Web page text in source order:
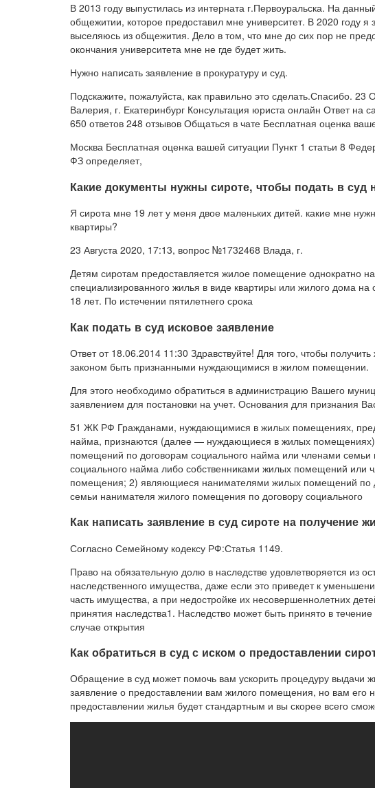
В 2013 году выпустилась из интерната г.Первоуральска. На
общежитии, которое предоставил мне университет. В 2020 году я
выселяюсь из общежития. Дело в том, что мне до сих пор не
окончания университета мне не где будет жить.
Нужно написать заявление в прокуратуру и суд.
Подскажите, пожалуйста, как правильно это сделать.Спасибо.
Валерия, г. Екатеринбург Консультация юриста онлайн Ответ на
650 ответов 248 отзывов Общаться в чате Бесплатная оценка
Москва Бесплатная оценка вашей ситуации Пункт 1 статьи 8
ФЗ определяет,
Какие документы нужны сироте, чтобы подать в суд
Я сирота мне 19 лет у меня двое маленьких дитей. какие мне
квартиры?
23 Августа 2020, 17:13, вопрос №1732468 Влада, г.
Детям сиротам предоставляется жилое помещение однократно
специализированного жилья в виде квартиры или жилого дома
18 лет. По истечении пятилетнего срока
Как подать в суд исковое заявление
Ответ от 18.06.2014 11:30 Здравствуйте! Для того, чтобы
законом быть признанными нуждающимися в жилом помещении.
Для этого необходимо обратиться в администрацию Вашего
заявлением для постановки на учет. Основания для признания
51 ЖК РФ Гражданами, нуждающимися в жилых помещениях,
найма, признаются (далее — нуждающиеся в жилых
помещений по договорам социального найма или членами
социального найма либо собственниками жилых помещений или
помещения; 2) являющиеся нанимателями жилых помещений по
семьи нанимателя жилого помещения по договору социального
Как написать заявление в суд сироте на получение
Согласно Семейному кодексу РФ:Статья 1149.
Право на обязательную долю в наследстве удовлетворяется из
наследственного имущества, даже если это приведет к
часть имущества, а при недостройке их несовершеннолетних
принятия наследства1. Наследство может быть принято в
случае открытия
Как обратиться в суд с иском о предоставлении
Обращение в суд может помочь вам ускорить процедуру выдачи
заявление о предоставлении вам жилого помещения, но вам его
предоставлении жилья будет стандартным и вы скорее всего